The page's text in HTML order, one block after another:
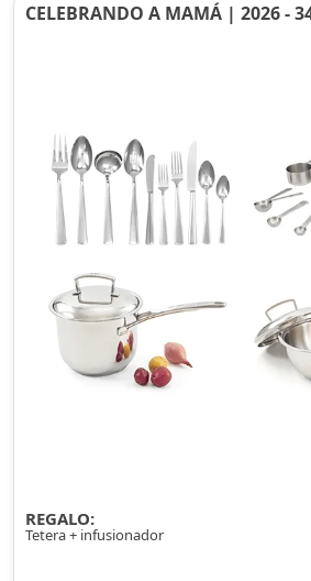
CELEBRANDO A MAMÁ | 2026 -
REGALO:
Tetera + infusionador